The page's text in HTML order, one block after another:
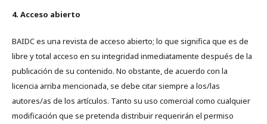
4. Acceso abierto
BAIDC es una revista de acceso abierto; lo que significa que es de
libre y total acceso en su integridad inmediatamente después de la
publicación de su contenido. No obstante, de acuerdo con la
licencia arriba mencionada, se debe citar siempre a los/las
autores/as de los artículos. Tanto su uso comercial como cualquier
modificación que se pretenda distribuir requerirán el permiso